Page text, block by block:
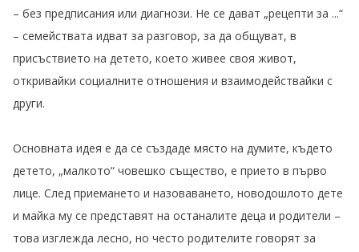
– без предписания или диагнози. Не се дават „рецепти за ...“
– семействата идват за разговор, за да общуват, в
присъствието на детето, което живее своя живот,
откривайки социалните отношения и взаимодействайки с
други.
Основната идея е да се създаде място на думите, където
детето, „малкото“ човешко същество, е прието в първо
лице. След приемането и назоваването, новодошлото дете
и майка му се представят на останалите деца и родители –
това изглежда лесно, но често родителите говорят за